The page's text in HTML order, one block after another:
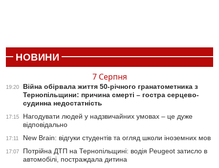
НОВИНИ
7 Серпня
19:20
Війна обірвала життя 50-річного гранатометника з
Тернопільщини: причина смерті – гостра серцево-
судинна недостатність
17:15
Нагодувати людей у надзвичайних умовах – це дуже
відповідально
17:11 New Brain: відгуки студентів та огляд школи іноземних мов
17:07
Потрійна ДТП на Тернопільщині: водія Peugeot затисло в
автомобілі, постраждала дитина